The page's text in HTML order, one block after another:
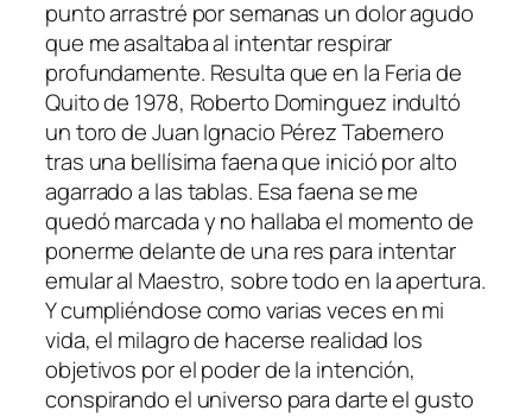
punto arrastré por semanas un dolor agudo
que me asaltaba al intentar respirar
profundamente. Resulta que en la Feria de
Quito de 1978, Roberto Dominguez indultó
un toro de Juan Ignacio Pérez Tabernero
tras una bellísima faena que inició por alto
agarrado a las tablas. Esa faena se me
quedó marcada y no hallaba el momento de
ponerme delante de una res para intentar
emular al Maestro, sobre todo en la apertura.
Y cumpliéndose como varias veces en mi
vida, el milagro de hacerse realidad los
objetivos por el poder de la intención,
conspirando el universo para darte el gusto